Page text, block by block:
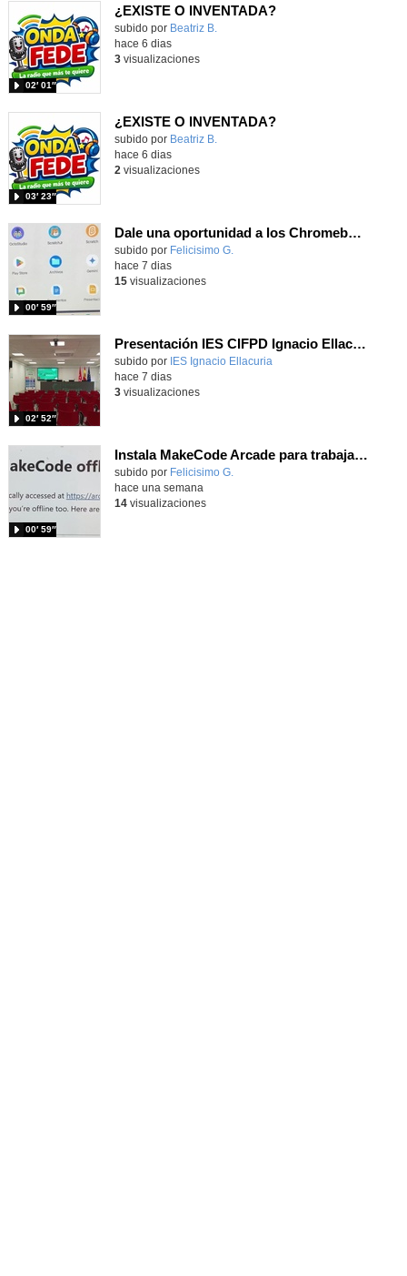
¿EXISTE O INVENTADA?
Contenido educativo.
subido por Beatriz B.
02′ 01″
hace 6 dias
3visualizaciones
¿EXISTE O INVENTADA?
Contenido educativo.
subido por Beatriz B.
03′ 23″
hace 6 dias
2 visualizaciones
Dale una oportunidad a los Chromebooks y utiliza un proyector para realizar talleres si no tienes pantallas táctiles
Contenido educativo.
subido por Felicisimo G.
00′ 59″
hace 7 dias
15visualizaciones
Presentación IES CIFPD Ignacio Ellacuría
Contenido educativo.
subido por IES Ignacio Ellacuria
02′ 52″
hace 7 dias
3visualizaciones
Instala MakeCode Arcade para trabajar offline en tu tablet, ordenador, Chromebook
Contenido educativo.
subido por Felicisimo G.
00′ 59″
hace una semana
14visualizaciones